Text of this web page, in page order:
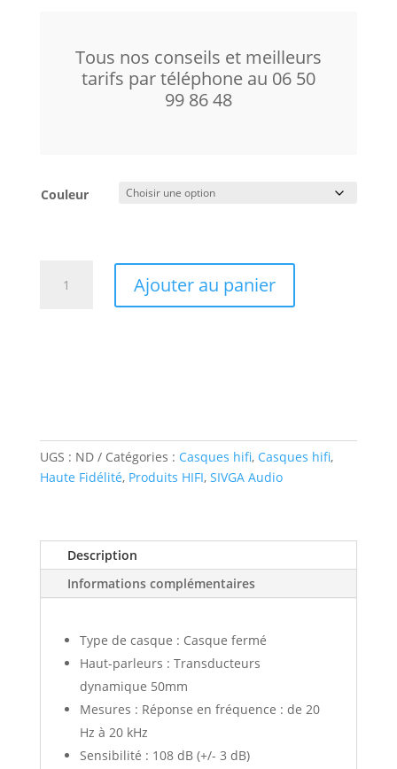
Tous nos conseils et meilleurs
tarifs par téléphone au 06 50
99 86 48
Couleur
Ajouter au panier
UGS : ND Catégories : Casques hifi, Casques hifi,
Haute Fidélité, Produits HIFI, SIVGA Audio
Description
Informations complémentaires
Type de casque : Casque fermé
Haut-parleurs : Transducteurs
dynamique 50mm
Mesures : Réponse en fréquence : de 20
Hz à 20 kHz
Sensibilité : 108 dB (+/- 3 dB)